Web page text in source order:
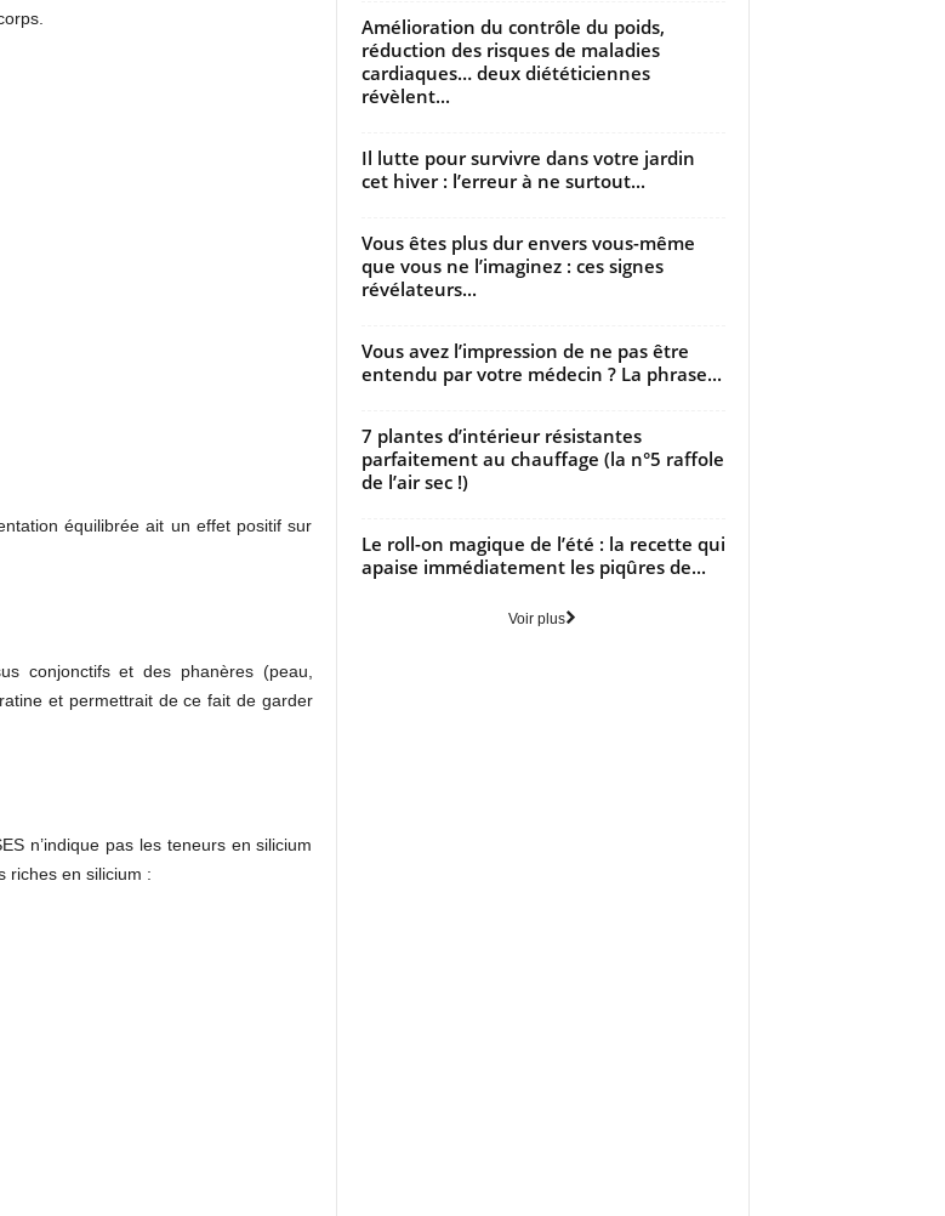
équilibrée ait un effet positif sur
conjonctifs et des phanères (peau,
et permettrait de ce fait de garder
n’indique pas les teneurs en silicium
riches en silicium :
Amélioration du contrôle du poids,
réduction des risques de maladies
cardiaques… deux diététiciennes
révèlent...
Il lutte pour survivre dans votre jardin
cet hiver : l’erreur à ne surtout...
Vous êtes plus dur envers vous-même
que vous ne l’imaginez : ces signes
révélateurs...
Vous avez l’impression de ne pas être
entendu par votre médecin ? La phrase...
7 plantes d’intérieur résistantes
parfaitement au chauffage (la n°5 raffole
de l’air sec !)
Le roll-on magique de l’été : la recette qui
apaise immédiatement les piqûres de...
Voir plus